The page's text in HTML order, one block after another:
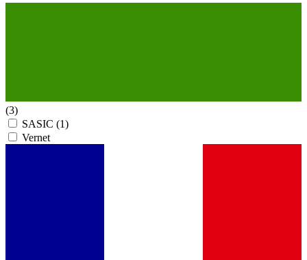
(3)
SASIC (1)
Vernet